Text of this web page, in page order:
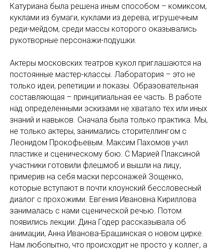
Катуриана была решена иным способом – комиксом,
куклами из бумаги, куклами из дерева, игрушечным
реди-мейдом, среди массы которого оказывались
рукотворные персонажи-подушки.
Актеры московских театров кукол приглашаются на
постоянные мастер-классы. Лаборатория – это не
только идеи, репетиции и показы. Образовательная
составляющая – принципиальная ее часть. В работе
над определенными эскизами не хватало тех или иных
знаний и навыков. Сначала была только практика. Мы,
не только актеры, занимались сторителлингом с
Леонидом Прокофьевым. Максим Пахомов учил
пластике и сценическому бою. С Марией Плаксиной
участники готовили флешмоб и вышли на лицу,
примерив на себя маски персонажей Зощенко,
которые вступают в почти клоунский бессловесный
диалог с прохожими. Евгения Ивановна Кириллова
занималась с нами сценической речью. Потом
появились лекции: Дина Годер рассказывала об
анимации, Анна Иванова-Брашинская о новом цирке.
Нам любопытно, что происходит не просто у коллег, а